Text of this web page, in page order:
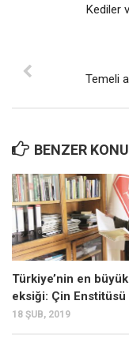
Kediler
Temeli
BENZER
Türkiye’nin en büyük
eksiği: Çin Enstitüsü
18 ŞUB, 2019